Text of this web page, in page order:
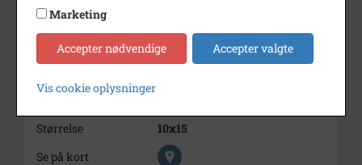
Årstal
1943
Størrelse
10x15
Se på kort
Marketing
Accepter nødvendige Accepter valgte
Vis cookie oplysninger